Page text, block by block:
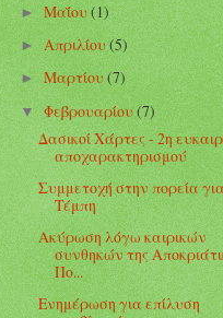
►Μαΐου(1)
►Απριλίου(5)
►Μαρτίου(7)
▼Φεβρουαρίου(7)
Δασικοί Χάρτες - 2η
αποχαρακτηρισμού
Συμμετοχή στην πορεία
Τέμπη
Ακύρωση λόγω καιρικών
συνθηκών της
Πο...
Ενημέρωση για επίλυση